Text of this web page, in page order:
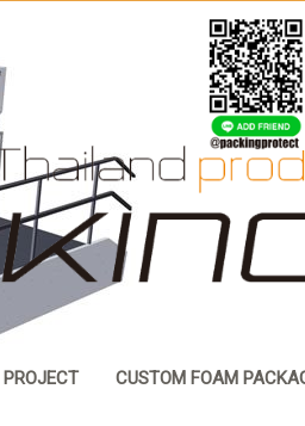
PROJECT CUSTOM FOAM